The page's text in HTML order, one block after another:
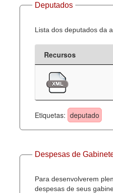
Deputados
Lista dos deputados da
Recursos
Etiquetas: deputado
Despesas de
Para desenvolverem
despesas de seus